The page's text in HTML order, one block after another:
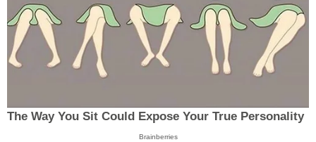
The Way You Sit Could Expose Your True Personality
Brainberries